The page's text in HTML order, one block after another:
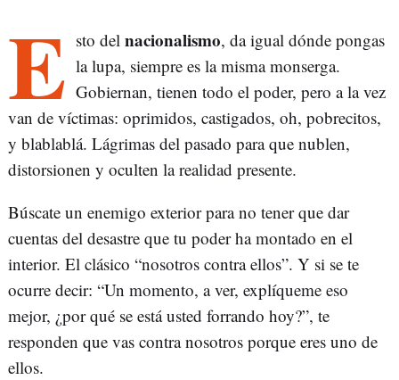
E sto del nacionalismo, da igual dónde pongas
la lupa, siempre es la misma monserga.
Gobiernan, tienen todo el poder, pero a la vez
van de víctimas: oprimidos, castigados, oh, pobrecitos,
y blablablá. Lágrimas del pasado para que nublen,
distorsionen y oculten la realidad presente.
Búscate un enemigo exterior para no tener que dar
cuentas del desastre que tu poder ha montado en el
interior. El clásico “nosotros contra ellos”. Y si se te
ocurre decir: “Un momento, a ver, explíqueme eso
mejor, ¿por qué se está usted forrando hoy?”, te
responden que vas contra nosotros porque eres uno de
ellos.